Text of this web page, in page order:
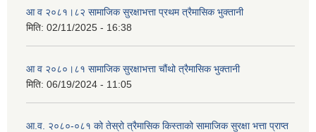
आ व २०८१।८२ सामाजिक सुरक्षाभत्ता प्रथम त्रैमासिक भुक्तानी
मिति: 02/11/2025 - 16:38
आ व २०८०।८१ सामाजिक सुरक्षाभत्ता चौंथो त्रैमासिक भुक्तानी
मिति: 06/19/2024 - 11:05
आ.व. २०८०-०८१ को तेस्रो त्रैमासिक किस्ताको सामाजिक सुरक्षा भत्ता प्राप्त